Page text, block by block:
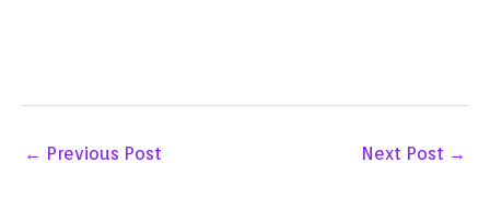
← Previous Post Next Post →